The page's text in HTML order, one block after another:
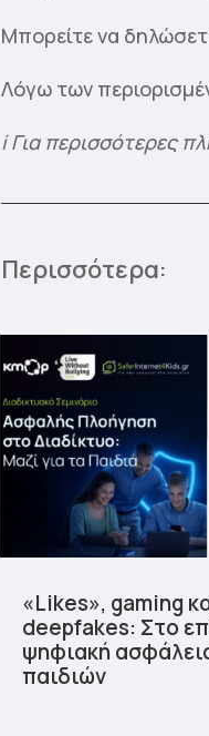
Μπορείτε να
Λόγω των
ℹ️ Για περισσότερες
Περισσότερα:
«Likes», gaming
deepfakes: Στο
ψηφιακή
παιδιών